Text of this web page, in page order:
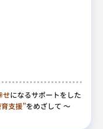
せになるサポートをした
支援”をめざして ～